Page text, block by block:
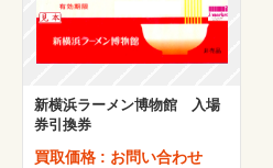
新横浜ラーメン博物館 入場
券引換券
買取価格 : お問い合わせ